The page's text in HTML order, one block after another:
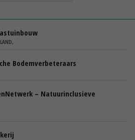
Bodemverbeteraars
– Natuurinclusieve